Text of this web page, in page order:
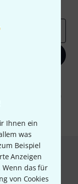
Ihnen ein
was
Beispiel
Anzeigen
Wenn das für
von Cookies
Erhalt von E-Mail-
finden Sie in